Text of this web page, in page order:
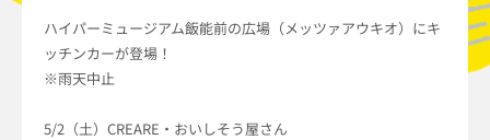
ハイパーミュージアム飯能前の広場（メッツァアウキオ）にキ
ッチンカーが登場！
※雨天中止
5/2（土）CREARE・おいしそう屋さん